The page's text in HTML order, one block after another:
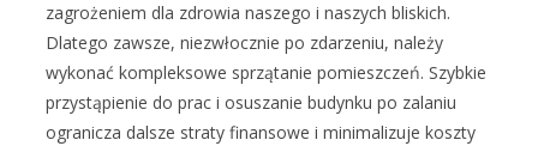
zagrożeniem dla zdrowia naszego i naszych bliskich.
Dlatego zawsze, niezwłocznie po zdarzeniu, należy
wykonać kompleksowe sprzątanie pomieszczeń. Szybkie
przystąpienie do prac i osuszanie budynku po zalaniu
ogranicza dalsze straty finansowe i minimalizuje koszty